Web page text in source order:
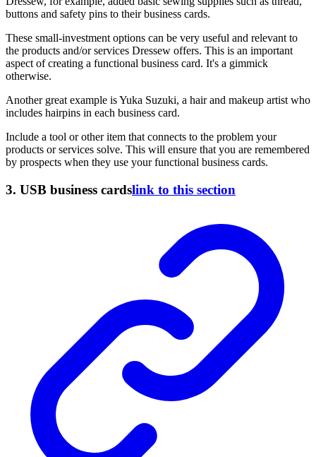
buttons and safety pins to their business cards.
These small-investment options can be very useful and relevant to
the products and/or services Dressew offers. This is an important
aspect of creating a functional business card. It's a gimmick
otherwise.
Another great example is Yuka Suzuki, a hair and makeup artist who
includes hairpins in each business card.
Include a tool or other item that connects to the problem your
products or services solve. This will ensure that you are remembered
by prospects when they use your functional business cards.
3. USB business cardslink to this section